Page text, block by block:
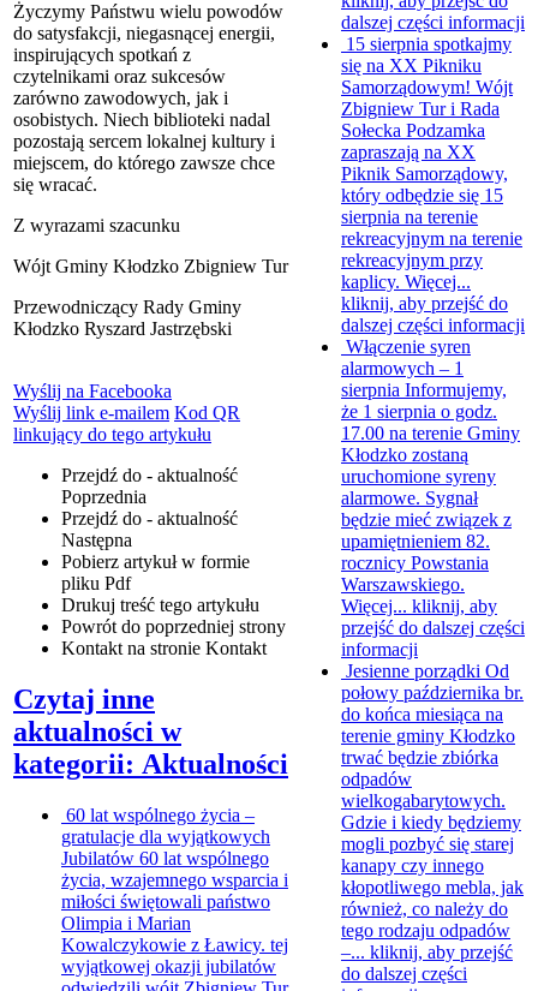
Życzymy Państwu wielu powodów
do satysfakcji, niegasnącej energii,
inspirujących spotkań z
czytelnikami oraz sukcesów
zarówno zawodowych, jak i
osobistych. Niech biblioteki nadal
pozostają sercem lokalnej kultury i
miejscem, do którego zawsze chce
się wracać.
Z wyrazami szacunku
Wójt Gminy Kłodzko Zbigniew Tur
Przewodniczący Rady Gminy
Kłodzko Ryszard Jastrzębski
Wyślij na Facebooka
Wyślij link e-mailem Kod QR
linkujący do tego artykułu
Przejdź do - aktualność
Poprzednia
Przejdź do - aktualność
Następna
Pobierz artykuł w formie
pliku Pdf
Drukuj treść tego artykułu
Powrót do poprzedniej strony
Kontakt na stronie Kontakt
Czytaj inne
aktualności w
kategorii: Aktualności
60 lat wspólnego życia –
gratulacje dla wyjątkowych
Jubilatów 60 lat wspólnego
życia, wzajemnego wsparcia i
miłości świętowali państwo
Olimpia i Marian
Kowalczykowie z Ławicy. tej
wyjątkowej okazji jubilatów
dalszej części informacji
15 sierpnia spotkajmy
się na XX Pikniku
Samorządowym! Wójt
Zbigniew Tur i Rada
Sołecka Podzamka
zapraszają na XX
Piknik Samorządowy,
który odbędzie się 15
sierpnia na terenie
rekreacyjnym na terenie
rekreacyjnym przy
kaplicy. Więcej...
kliknij, aby przejść do
dalszej części informacji
Włączenie syren
alarmowych – 1
sierpnia Informujemy,
że 1 sierpnia o godz.
17.00 na terenie Gminy
Kłodzko zostaną
uruchomione syreny
alarmowe. Sygnał
będzie mieć związek z
upamiętnieniem 82.
rocznicy Powstania
Warszawskiego.
Więcej... kliknij, aby
przejść do dalszej części
informacji
Jesienne porządki Od
połowy października br.
do końca miesiąca na
terenie gminy Kłodzko
trwać będzie zbiórka
odpadów
wielkogabarytowych.
Gdzie i kiedy będziemy
mogli pozbyć się starej
kanapy czy innego
kłopotliwego mebla, jak
również, co należy do
tego rodzaju odpadów
–... kliknij, aby przejść
do dalszej części